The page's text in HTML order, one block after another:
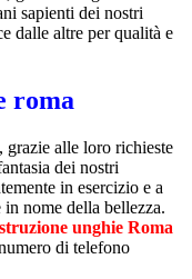
sapienti dei nostri
dalle altre per qualità e
roma
grazie alle loro richieste
dei nostri
in esercizio e a
nome della bellezza.
unghie Roma
di telefono